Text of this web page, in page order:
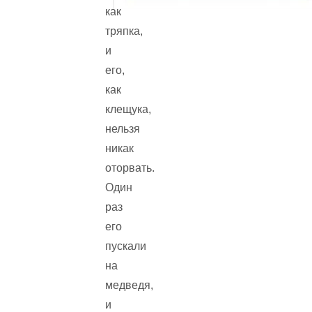
как
тряпка,
и
его,
как
клещука,
нельзя
никак
оторвать.
Один
раз
его
пускали
на
медведя,
и